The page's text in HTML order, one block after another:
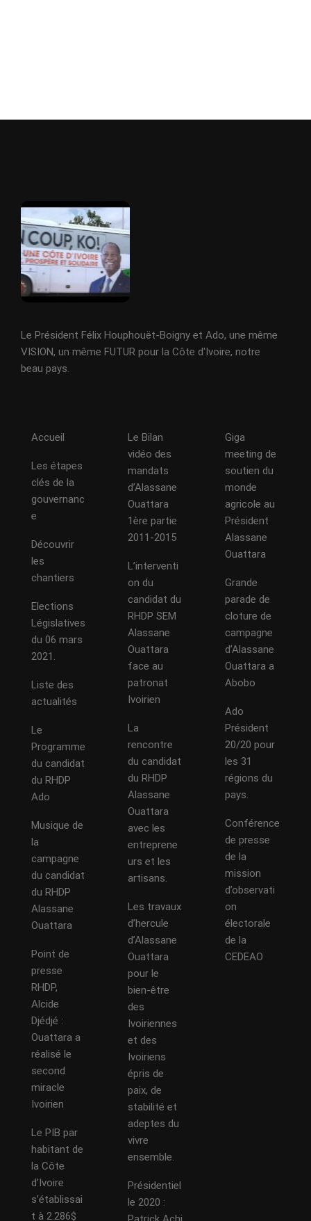
Le Président Félix Houphouët-Boigny et Ado, une même
VISION, un même FUTUR pour la Côte d'Ivoire, notre
beau pays.
Accueil
Les étapes
clés de la
gouvernanc
e
Découvrir
les
chantiers
Elections
Législatives
du 06 mars
2021.
Liste des
actualités
Le
Programme
du candidat
du RHDP
Ado
Musique de
la
campagne
du candidat
du RHDP
Alassane
Ouattara
Point de
presse
RHDP,
Alcide
Djédjé :
Ouattara a
réalisé le
second
miracle
Ivoirien
Le PIB par
habitant de
la Côte
d’Ivoire
s’établissai
t à 2.286$
Le Bilan
vidéo des
mandats
d’Alassane
Ouattara
1ère partie
2011-2015
L’interventi
on du
candidat du
RHDP SEM
Alassane
Ouattara
face au
patronat
Ivoirien
La
rencontre
du candidat
du RHDP
Alassane
Ouattara
avec les
entreprene
urs et les
artisans.
Les travaux
d’hercule
d’Alassane
Ouattara
pour le
bien-être
des
Ivoiriennes
et des
Ivoiriens
épris de
paix, de
stabilité et
adeptes du
vivre
ensemble.
Présidentiel
le 2020 :
Giga
meeting de
soutien du
monde
agricole au
Président
Alassane
Ouattara
Grande
parade de
cloture de
campagne
d’Alassane
Ouattara a
Abobo
Ado
Président
20/20 pour
les 31
régions du
pays.
Conférence
de presse
de la
mission
d’observati
on
électorale
de la
CEDEAO